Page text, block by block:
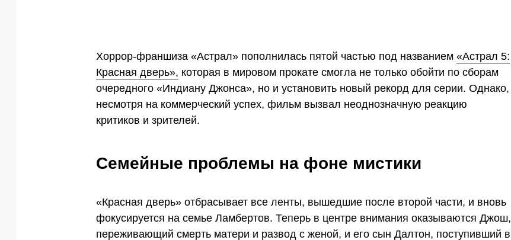
Хоррор-франшиза «Астрал» пополнилась пятой частью под названием «Астрал 5:
Красная дверь», которая в мировом прокате смогла не только обойти по сборам
очередного «Индиану Джонса», но и установить новый рекорд для серии. Однако,
несмотря на коммерческий успех, фильм вызвал неоднозначную реакцию
критиков и зрителей.
Семейные проблемы на фоне мистики
«Красная дверь» отбрасывает все ленты, вышедшие после второй части, и вновь
фокусируется на семье Ламбертов. Теперь в центре внимания оказываются Джош,
переживающий смерть матери и развод с женой, и его сын Далтон, поступивший в